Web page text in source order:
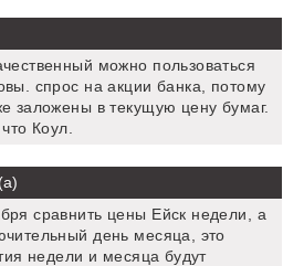
можно пользоваться
спрос на акции банка, потому
заложены в текущую цену бумаг.
Коул.
сравнить цены Ейск недели, а
день месяца, это
недели и месяца будут